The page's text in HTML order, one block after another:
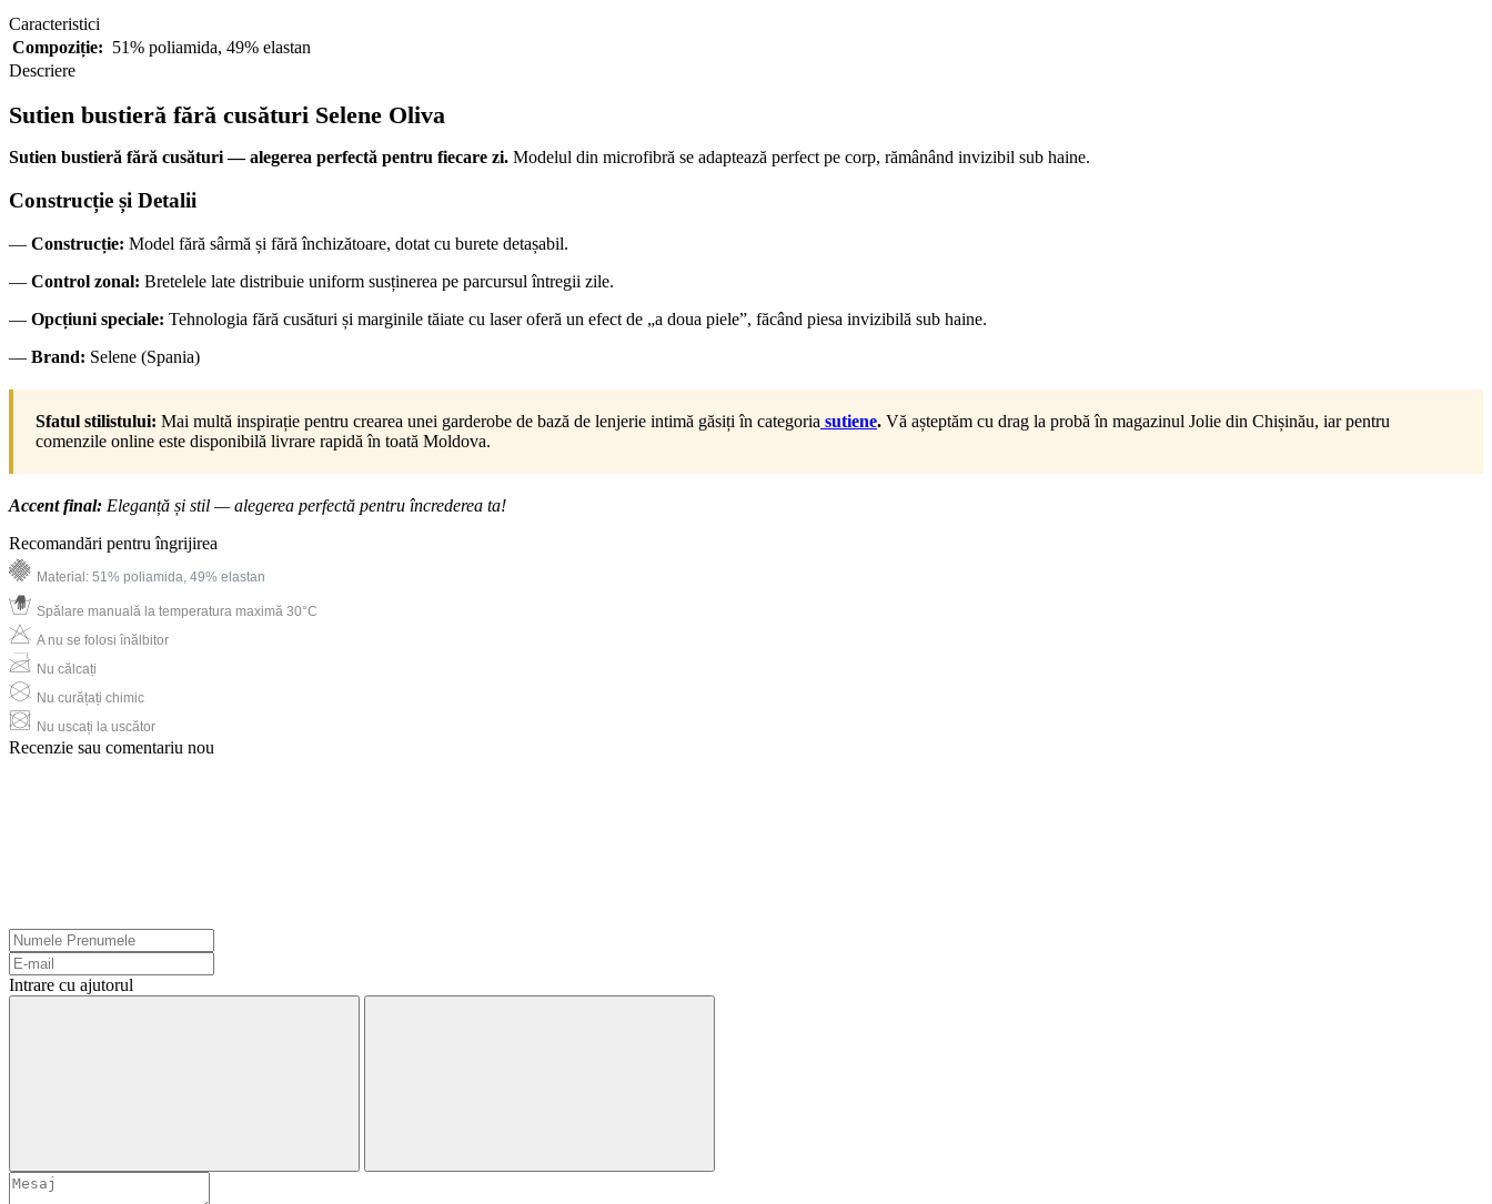
Caracteristici
Compoziție: 51% poliamida, 49% elastan
Descriere
Sutien bustieră fără cusături Selene Oliva
Sutien bustieră fără cusături — alegerea perfectă pentru fiecare zi. Modelul din microfibră se adaptează perfect pe corp, rămânând invizibil sub haine.
Construcție și Detalii
— Construcție: Model fără sârmă și fără închizătoare, dotat cu burete detașabil.
— Control zonal: Bretelele late distribuie uniform susținerea pe parcursul întregii zile.
— Opcțiuni speciale: Tehnologia fără cusături și marginile tăiate cu laser oferă un efect de „a doua piele”, făcând piesa invizibilă sub haine.
— Brand: Selene (Spania)
Sfatul stilistului: Mai multă inspirație pentru crearea unei garderobe de bază de lenjerie intimă găsiți în categoria sutiene. Vă așteptăm cu drag la probă în magazinul Jolie din Chișinău, iar pentru
comenzile online este disponibilă livrare rapidă în toată Moldova.
Accent final: Eleganță și stil — alegerea perfectă pentru încrederea ta!
Recomandări pentru îngrijirea
Material: 51% poliamida, 49% elastan
Spălare manuală la temperatura maximă 30°C
A nu se folosi înălbitor
Nu călcați
Nu curățați chimic
Nu uscați la uscător
Recenzie sau comentariu nou
Intrare cu ajutorul